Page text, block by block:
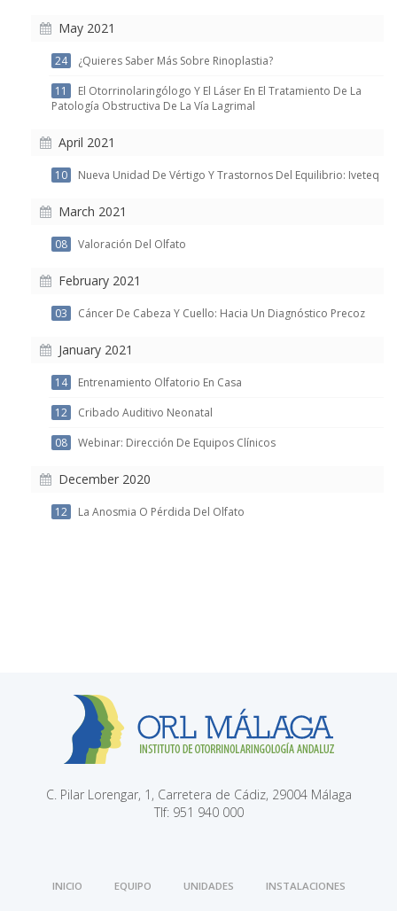
May 2021
24
¿Quieres Saber Más Sobre Rinoplastia?
11
El Otorrinolaringólogo Y El Láser En El Tratamiento De La
Patología Obstructiva De La Vía Lagrimal
April 2021
10 Nueva Unidad De Vértigo Y Trastornos Del Equilibrio: Iveteq
March 2021
08 Valoración Del Olfato
February 2021
03 Cáncer De Cabeza Y Cuello: Hacia Un Diagnóstico Precoz
January 2021
14
Entrenamiento Olfatorio En Casa
12
Cribado Auditivo Neonatal
08
Webinar: Dirección De Equipos Clínicos
December 2020
12 La Anosmia O Pérdida Del Olfato
C. Pilar Lorengar, 1, Carretera de Cádiz, 29004 Málaga
Tlf: 951 940 000
INICIO EQUIPO UNIDADES INSTALACIONES